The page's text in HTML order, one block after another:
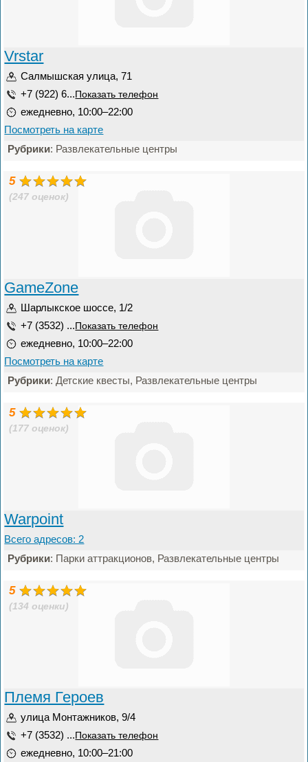
Vrstar
Салмышская улица, 71
+7 (922) 6... Показать телефон
ежедневно, 10:00–22:00
Посмотреть на карте
Рубрики: Развлекательные центры
5
(247 оценок)
GameZone
Шарлыкское шоссе, 1/2
+7 (3532) ... Показать телефон
ежедневно, 10:00–22:00
Посмотреть на карте
Рубрики: Детские квесты, Развлекательные центры
5
(177 оценок)
Warpoint
Всего адресов: 2
Рубрики: Парки аттракционов, Развлекательные центры
5
(134 оценки)
Племя Героев
улица Монтажников, 9/4
+7 (3532) ... Показать телефон
ежедневно, 10:00–21:00